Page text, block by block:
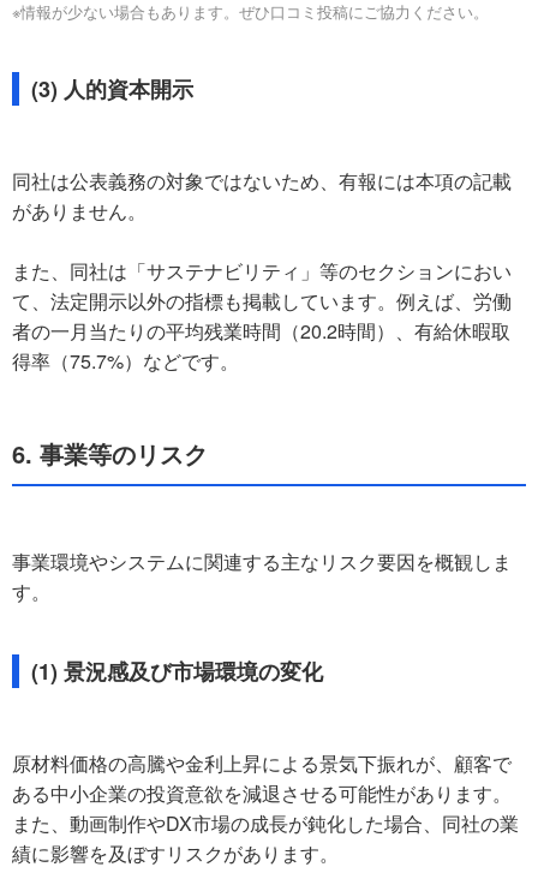
※情報が少ない場合もあります。ぜひ口コミ投稿にご協力ください。
(3) 人的資本開示
同社は公表義務の対象ではないため、有報には本項の記載
がありません。
また、同社は「サステナビリティ」等のセクションにおい
て、法定開示以外の指標も掲載しています。例えば、労働
者の一月当たりの平均残業時間（20.2時間）、有給休暇取
得率（75.7%）などです。
6. 事業等のリスク
事業環境やシステムに関連する主なリスク要因を概観しま
す。
(1) 景況感及び市場環境の変化
原材料価格の高騰や金利上昇による景気下振れが、顧客で
ある中小企業の投資意欲を減退させる可能性があります。
また、動画制作やDX市場の成長が鈍化した場合、同社の業
績に影響を及ぼすリスクがあります。